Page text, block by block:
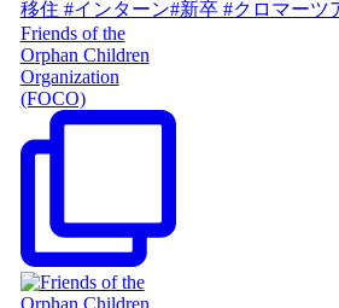
Friends of the
Orphan Children
Organization
(FOCO)